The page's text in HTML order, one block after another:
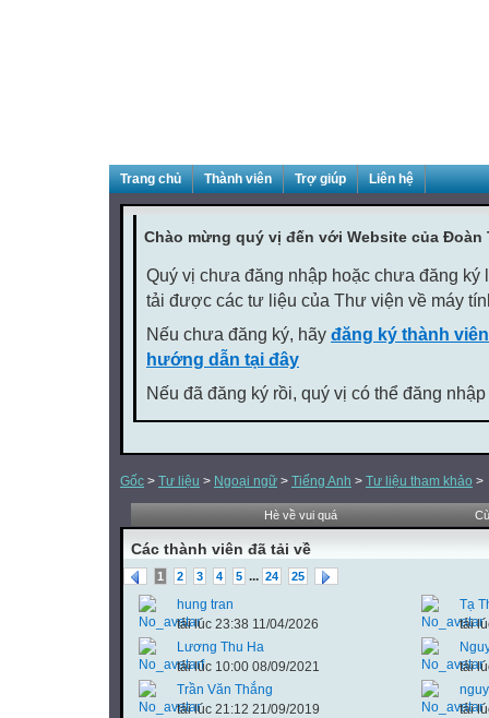
Trang chủ Thành viên Trợ giúp Liên hệ
Chào mừng quý vị đến với Website của Đoàn
Quý vị chưa đăng nhập hoặc chưa đăng ký
tải được các tư liệu của Thư viện về máy
Nếu chưa đăng ký, hãy đăng ký thành
hướng dẫn tại đây
Nếu đã đăng ký rồi, quý vị có thể đăng
Gốc > Tư liệu > Ngoại ngữ > Tiếng Anh > Tư liệu tham khảo >
Hè về vui quá
Các thành viên đã tải về
1 2 3 4 5 ... 24 25
hung tran
tải lúc 23:38 11/04/2026
Tạ
tải
Lương Thu Ha
tải lúc 10:00 08/09/2021
tải
Trần Văn Thắng
tải lúc 21:12 21/09/2019
tải